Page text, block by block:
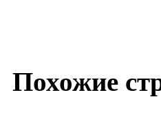
Похожие